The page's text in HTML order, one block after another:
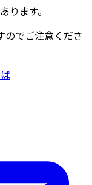
ます。
でご注意くださ